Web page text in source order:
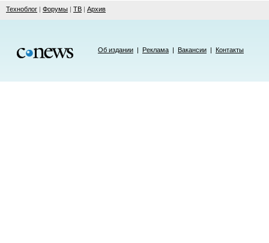
Техноблог | Форумы | ТВ | Архив
Об издании | Реклама | Вакансии | Контакты